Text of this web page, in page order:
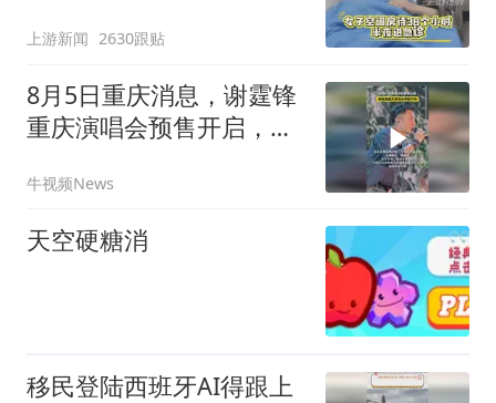
上游新闻 2630跟贴
8月5日重庆消息，谢霆锋
重庆演唱会预售开启，时
城！
牛视频News
天空硬糖消
移民登陆西班牙AI得跟上